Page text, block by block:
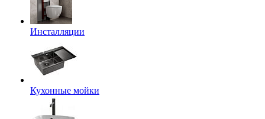
Инсталляции
Кухонные мойки